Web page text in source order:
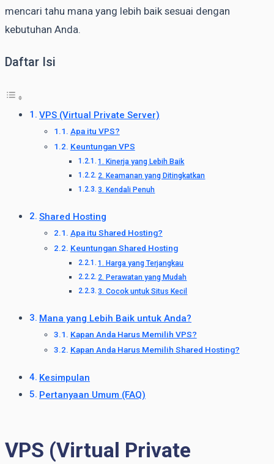
mencari tahu mana yang lebih baik sesuai dengan
kebutuhan Anda.
Daftar Isi
VPS (Virtual Private Server)
Apa itu VPS?
Keuntungan VPS
1. Kinerja yang Lebih Baik
2. Keamanan yang Ditingkatkan
3. Kendali Penuh
Shared Hosting
Apa itu Shared Hosting?
Keuntungan Shared Hosting
1. Harga yang Terjangkau
2. Perawatan yang Mudah
3. Cocok untuk Situs Kecil
Mana yang Lebih Baik untuk Anda?
Kapan Anda Harus Memilih VPS?
Kapan Anda Harus Memilih Shared Hosting?
Kesimpulan
Pertanyaan Umum (FAQ)
VPS (Virtual Private